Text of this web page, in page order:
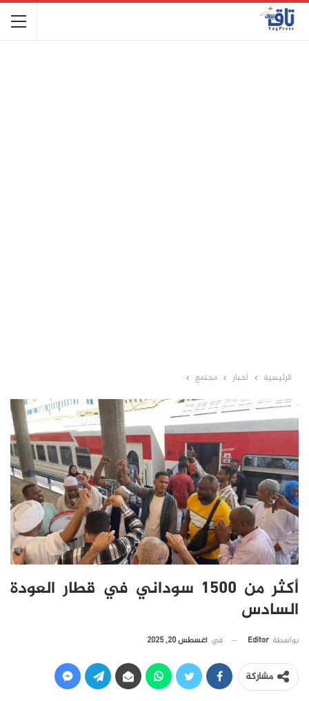
الرئيسية أخبار مجتمع
أكثر من 1500 سوداني في قطار العودة
السادس
بواسطة Editor في أغسطس 20, 2025
مشاركة